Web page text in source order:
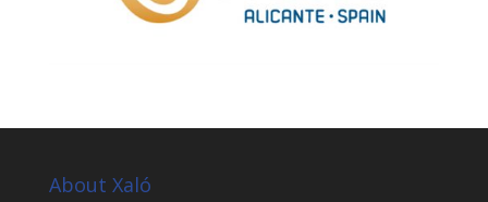
About Xaló